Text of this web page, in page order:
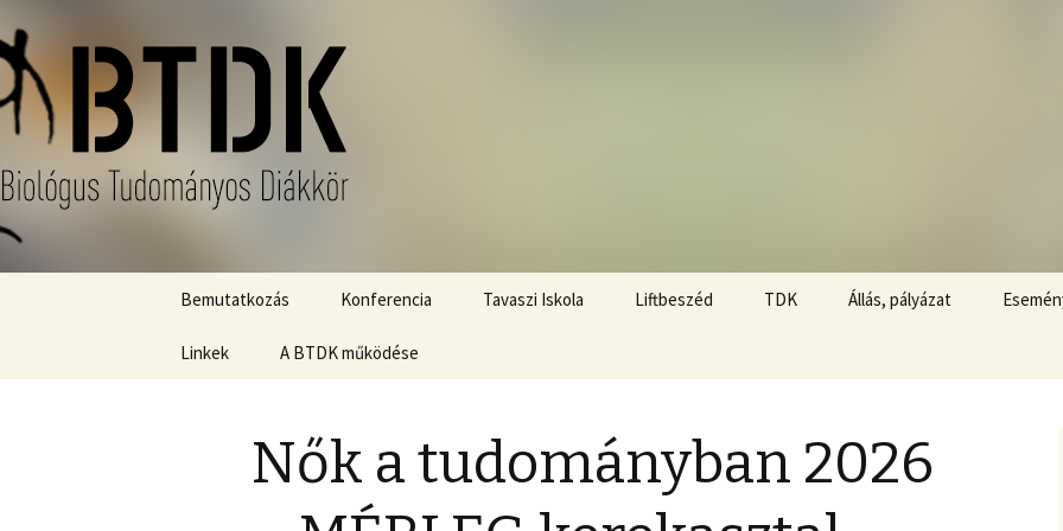
Bemutatkozás Konferencia
Szabályok
A dolgozat formai
követelményei
OTDK
Konferenciaeredmények
Tavaszi Iskola Liftbeszéd
Díjazottak
TDK Állás, pályázat
Linkek A BTDK működése
tanévben
Nők a tudományban 2026